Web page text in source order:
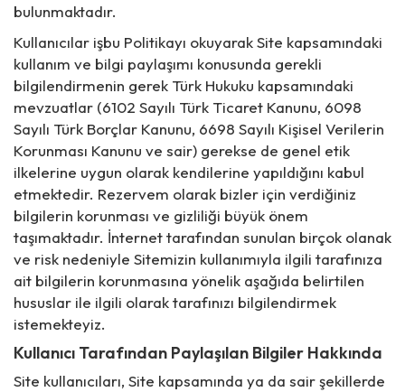
bulunmaktadır.
Kullanıcılar işbu Politikayı okuyarak Site kapsamındaki
kullanım ve bilgi paylaşımı konusunda gerekli
bilgilendirmenin gerek Türk Hukuku kapsamındaki
mevzuatlar (6102 Sayılı Türk Ticaret Kanunu, 6098
Sayılı Türk Borçlar Kanunu, 6698 Sayılı Kişisel Verilerin
Korunması Kanunu ve sair) gerekse de genel etik
ilkelerine uygun olarak kendilerine yapıldığını kabul
etmektedir. Rezervem olarak bizler için verdiğiniz
bilgilerin korunması ve gizliliği büyük önem
taşımaktadır. İnternet tarafından sunulan birçok olanak
ve risk nedeniyle Sitemizin kullanımıyla ilgili tarafınıza
ait bilgilerin korunmasına yönelik aşağıda belirtilen
hususlar ile ilgili olarak tarafınızı bilgilendirmek
istemekteyiz.
Kullanıcı Tarafından Paylaşılan Bilgiler Hakkında
Site kullanıcıları, Site kapsamında ya da sair şekillerde